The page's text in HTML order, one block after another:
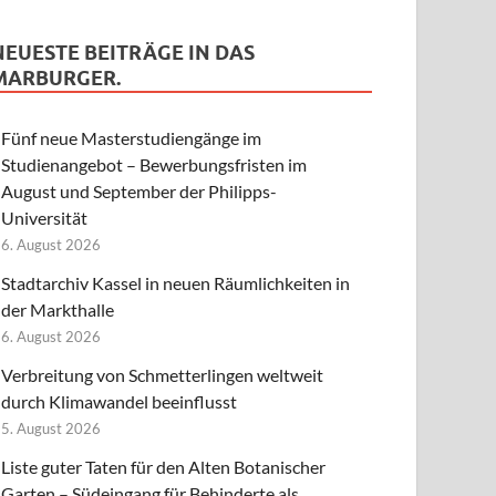
BEITRÄGE IN DAS
Fünf neue Masterstudiengänge im
Studienangebot – Bewerbungsfristen im
August und September der Philipps-
Universität
6. August 2026
Stadtarchiv Kassel in neuen Räumlichkeiten in
der Markthalle
6. August 2026
Verbreitung von Schmetterlingen weltweit
durch Klimawandel beeinflusst
5. August 2026
Liste guter Taten für den Alten Botanischer